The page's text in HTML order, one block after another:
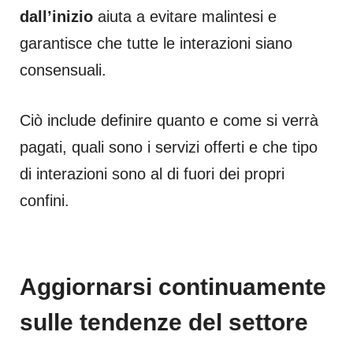
dall’inizio aiuta a evitare malintesi e
garantisce che tutte le interazioni siano
consensuali.
Ciò include definire quanto e come si verrà
pagati, quali sono i servizi offerti e che tipo
di interazioni sono al di fuori dei propri
confini.
Aggiornarsi continuamente
sulle tendenze del settore